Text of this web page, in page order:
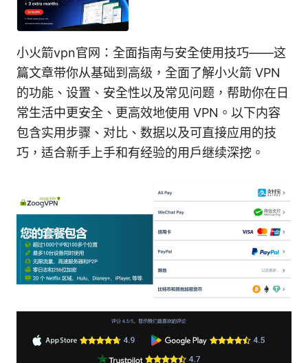
小火箭vpn官网：全面指南与安全使用技巧——这
篇文章带你从基础到高级，全面了解小火箭 VPN
的功能、设置、安全性以及常见问题，帮助你在日
常生活中更安全、更高效地使用 VPN。以下内容
包含实用步骤、对比、数据以及可直接应用的技
巧，适合新手上手和有经验的用户继续深挖。